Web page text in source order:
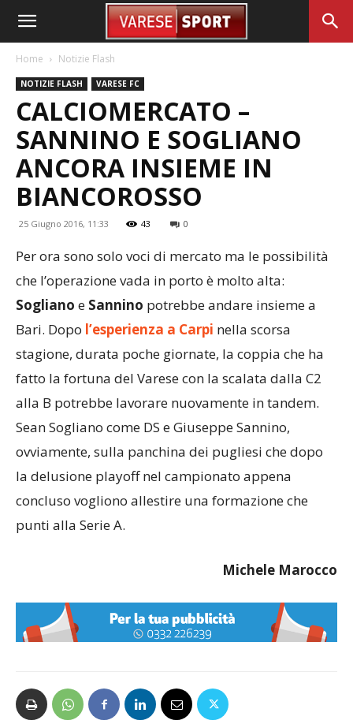
Home Notizie Flash
NOTIZIE FLASH VARESE FC
CALCIOMERCATO –
SANNINO E SOGLIANO
ANCORA INSIEME IN
BIANCOROSSO
25 Giugno 2016, 11:33 43 0
Per ora sono solo voci di mercato ma le possibilità
che l’operazione vada in porto è molto alta:
Sogliano e Sannino potrebbe andare insieme a
Bari. Dopo l’esperienza a Carpi nella scorsa
stagione, durata poche giornate, la coppia che ha
fatto la fortuna del Varese con la scalata dalla C2
alla B potrebbe lavorare nuovamente in tandem.
Sean Sogliano come DS e Giuseppe Sannino,
ovviamente, sulla panchina dei pugliesi che dopo
la delusione playoff nel campionato appena
concluso vogliono allestire una formazione che
punti alla Serie A.
Michele Marocco